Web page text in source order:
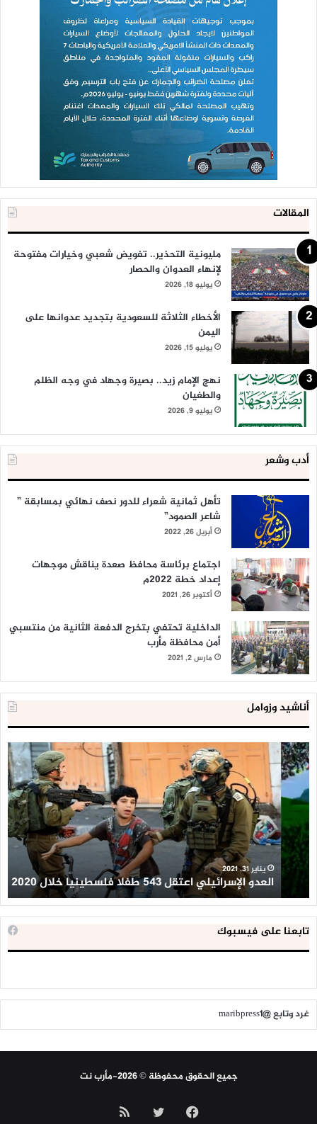
المقالات
مليونية التحذير.. تفويض شعبي وخيارات مفتوحة
لإنهاء العدوان والحصار
يوليو 18, 2026
الأخطاء الثلاثة للسعودية بتجديد عدوانها على
اليمن
يوليو 15, 2026
نهج الإمام زيد.. بصيرة وجهاد في وجه الظلم
والطغيان
يوليو 9, 2026
أدب وشعر
تأهل ثمانية شعراء للدور نصف نهائي بمسابقة ”
شاعر الصمود”
أبريل 26, 2022
اجتماع برئاسة محافظ صعدة يناقش موجهات
إعداد خطة 2022م
أكتوبر 26, 2021
الداخلية تحتفي بتخرج الدفعة الثانية من منتسبي
أمن محافظة مأرب
مارس 2, 2021
أناشيد وزوامل
العدو
الإسرائيلي
اعتقل
543
طفلا
فلسطينيا
خلال
2020
يناير 31, 2021
العدو الإسرائيلي اعتقل 543 طفلا فلسطينيا خلال 2020
تابعنا على فيسبوك
غرد وتابع @maribpress1
جميع الحقوق محفوظة © 2026-مأرب نت
فيسبوك تويتر ملخص